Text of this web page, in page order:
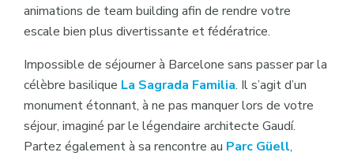
animations de team building afin de rendre votre
escale bien plus divertissante et fédératrice.
Impossible de séjourner à Barcelone sans passer par la
célèbre basilique La Sagrada Familia. Il s’agit d’un
monument étonnant, à ne pas manquer lors de votre
séjour, imaginé par le légendaire architecte Gaudí.
Partez également à sa rencontre au Parc Güell,